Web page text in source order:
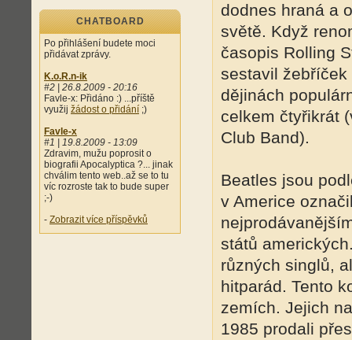
CHATBOARD
Po přihlášení budete moci
přidávat zprávy.
K.o.R.n-ik
#2 | 26.8.2009 - 20:16
Favle-x: Přidáno :) ...příště
využij žádost o přidání ;)
Favle-x
#1 | 19.8.2009 - 13:09
Zdravim, mužu poprosit o
biografii Apocalyptica ?... jinak
chválim tento web..až se to tu
víc rozroste tak to bude super
;-)
- Zobrazit více příspěvků
dodnes hraná a
světě. Když
časopis Rolling
sestavil
dějinách
celkem čtyřikrát
Club Band).
Beatles jsou
v Americe
států
různých singlů,
hitparád. Tento
zemích. Jejich
1985 prodali